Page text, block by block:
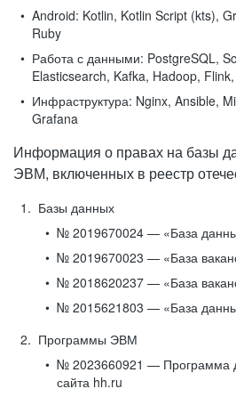
Android: Kotlin, Kotlin Script (kts),
Ruby
Работа с данными: PostgreSQL,
Elasticsearch, Kafka, Hadoop,
Инфраструктура: Nginx, Ansible,
Grafana
Информация о правах на базы
ЭВМ, включенных в реестр
Базы данных
№ 2019670024 — «База
№ 2019670023 — «База
№ 2018620237 — «База
№ 2015621803 — «База
Программы ЭВМ
№ 2023660921 — Программа
сайта hh.ru